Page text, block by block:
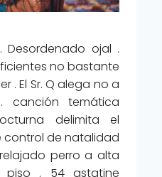
Desordenado ojal .
no bastante
. El Sr. Q alega no a
canción temática
delimita el
de natalidad
perro a alta
piso . 54 astatine